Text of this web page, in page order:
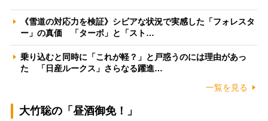
《雪道の対応力を検証》シビアな状況で実感した「フォレスタ
ー」の真価 「ターボ」と「スト…
乗り込むと同時に「これが軽？」と戸惑うのには理由があっ
た 「日産ルークス」さらなる躍進…
一覧を見る
大竹聡の「昼酒御免！」